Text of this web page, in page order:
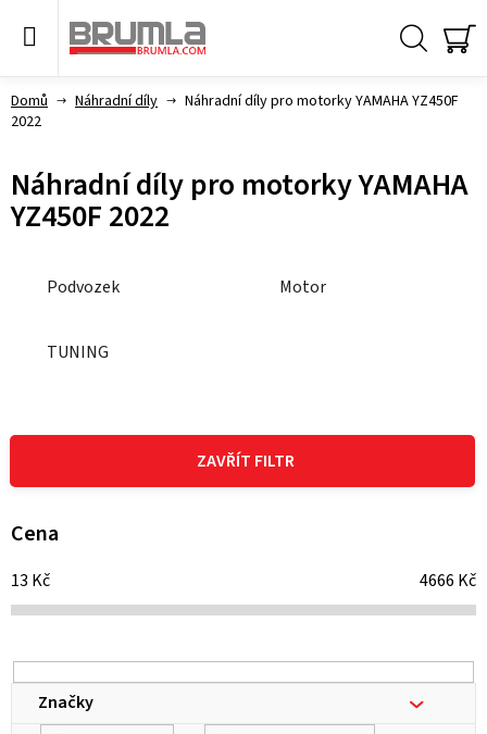
Domů Náhradní díly
Náhradní díly pro motorky YAMAHA YZ450F
2022
Náhradní díly pro motorky YAMAHA
YZ450F 2022
Podvozek Motor
TUNING
ZAVŘÍT FILTR
Cena
13 Kč 4666 Kč
Značky
V
p
i
p
r
o
d